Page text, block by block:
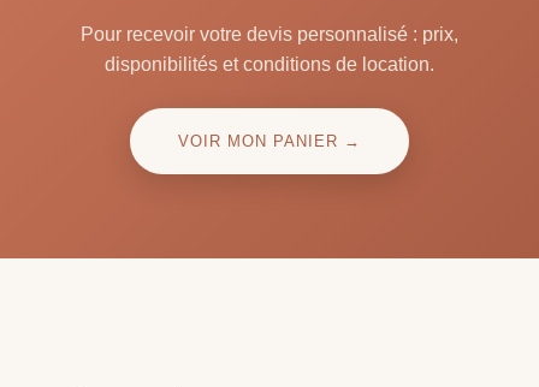
Pour recevoir votre devis personnalisé : prix,
disponibilités et conditions de location.
VOIR MON PANIER →